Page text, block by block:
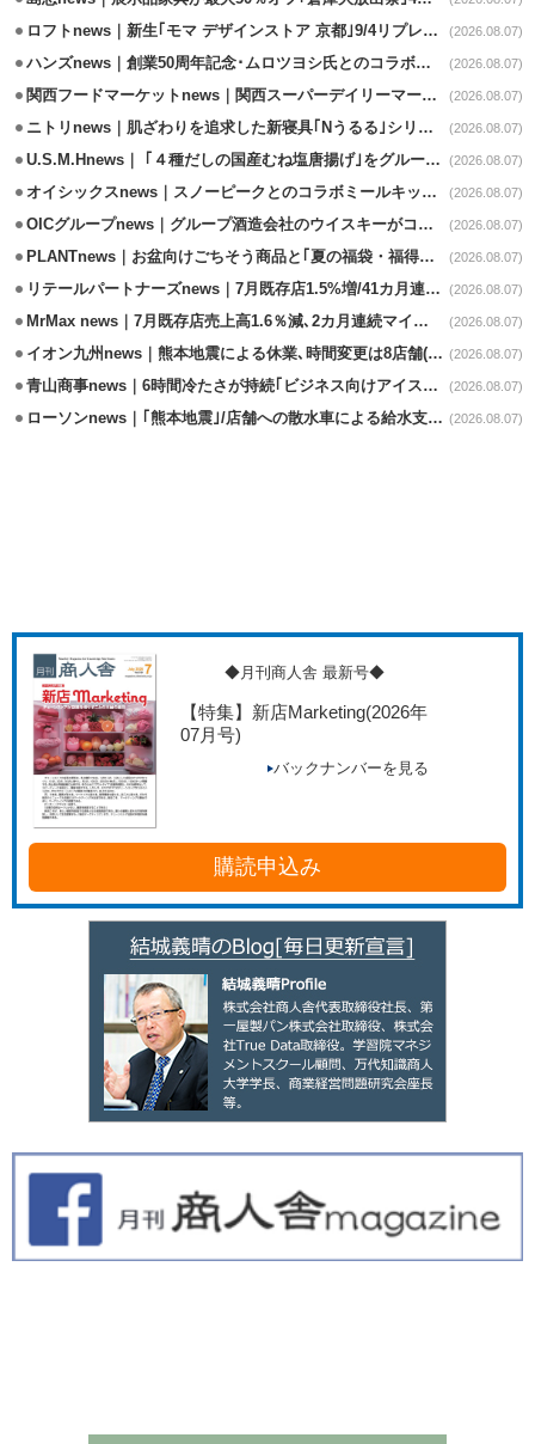
ロフトnews｜新生｢モマ デザインストア 京都｣9/4リプレイスオープン (2026.08.07)
ハンズnews｜創業50周年記念･ムロツヨシ氏とのコラボ企画｢ムロハンズ｣開催 (2026.08.07)
関西フードマーケットnews｜関西スーパーデイリーマート蒲生店8/7改装 (2026.08.07)
ニトリnews｜肌ざわりを追求した新寝具｢Nうるる｣シリーズを発売 (2026.08.07)
U.S.M.Hnews｜ ｢４種だしの国産むね塩唐揚げ｣をグループ610店で共同販促 (2026.08.07)
オイシックスnews｜スノーピークとのコラボミールキット8/13発売 (2026.08.07)
OICグループnews｜グループ酒造会社のウイスキーがコンペティション受賞 (2026.08.07)
PLANTnews｜お盆向けごちそう商品と｢夏の福袋・福得カート｣8/8から開催 (2026.08.07)
リテールパートナーズnews｜7月既存店1.5%増/41カ月連続増 (2026.08.07)
MrMax news｜7月既存店売上高1.6％減､2カ月連続マイナス (2026.08.07)
イオン九州news｜熊本地震による休業､時間変更は8店舗(8/7時点) (2026.08.07)
青山商事news｜6時間冷たさが持続｢ビジネス向けアイスベスト｣発売 (2026.08.07)
ローソンnews｜｢熊本地震｣/店舗への散水車による給水支援を開始 (2026.08.07)
◆月刊商人舎 最新号◆
【特集】新店Marketing(2026年
07月号)
バックナンバーを見る
購読申込み